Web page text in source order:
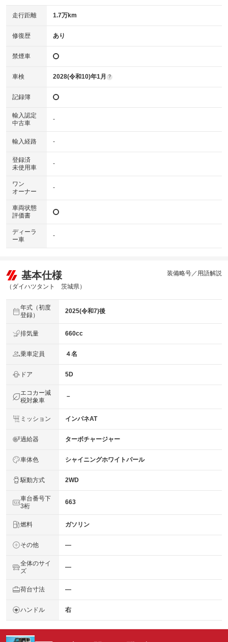
走行距離 1.7万km
修復歴 あり
禁煙車
車検 2028(令和10)年1月 ?
記録簿
輸入認定
中古車
-
輸入経路 -
登録済
未使用車
-
ワン
オーナー
-
車両状態
評価書
ディーラ
ー車
-
基本仕様
（ダイハツタント 茨城県）
装備略号／用語解説
年式（初度
登録）
2025(令和7)後
排気量 660cc
乗車定員 ４名
ドア 5D
エコカー減
税対象車
－
ミッション インパネAT
過給器 ターボチャージャー
車体色 シャイニングホワイトパール
駆動方式 2WD
車台番号下
3桁
663
燃料 ガソリン
その他 ―
全体のサイ
ズ
―
荷台寸法 ―
ハンドル 右